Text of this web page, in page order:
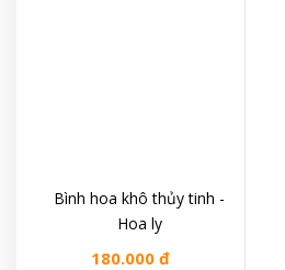
Bình hoa khô thủy tinh -
Hoa ly
180.000 đ